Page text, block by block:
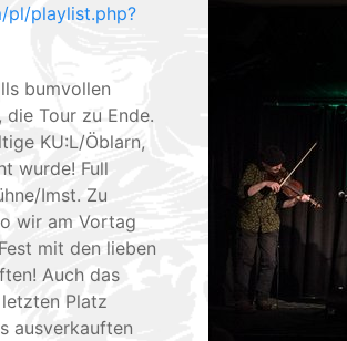
pl/playlist.php?
bumvollen
Tour zu Ende.
KU:L/Öblarn,
wurde! Full
Imst. Zu
wir am Vortag
mit den lieben
Auch das
Platz
ausverkauften